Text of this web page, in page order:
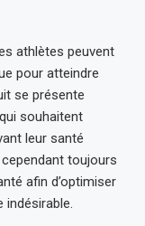
athlètes peuvent
pour atteindre
se présente
souhaitent
leur santé
toujours
afin d’optimiser